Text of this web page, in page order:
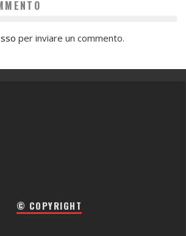
per inviare un commento.
© COPYRIGHT